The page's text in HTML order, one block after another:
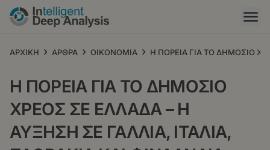
Παράκαμψη
προς
κυρίως
ΑΡΧΙΚΗ › ΑΡΘΡΑ › ΟΙΚΟΝΟΜΙΑ › Η ΠΟΡΕΙΑ ΓΙΑ ΤΟ ΔΗΜΟΣΙΟ
Η ΠΟΡΕΙΑ ΓΙΑ ΤΟ ΔΗΜΟΣΙΟ
ΧΡΕΟΣ ΣΕ ΕΛΛΑΔΑ – Η
ΑΥΞΗΣΗ ΣΕ ΓΑΛΛΙΑ, ΙΤΑΛΙΑ,